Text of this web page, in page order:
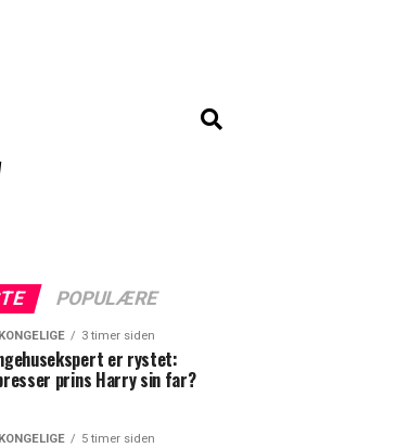
POPULÆRE
3 timer siden
er rystet:
prins Harry sin far?
5 timer siden